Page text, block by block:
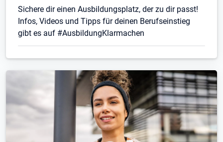
Sichere dir einen Ausbildungsplatz, der zu dir passt!
Infos, Videos und Tipps für deinen Berufseinstieg
gibt es auf #AusbildungKlarmachen